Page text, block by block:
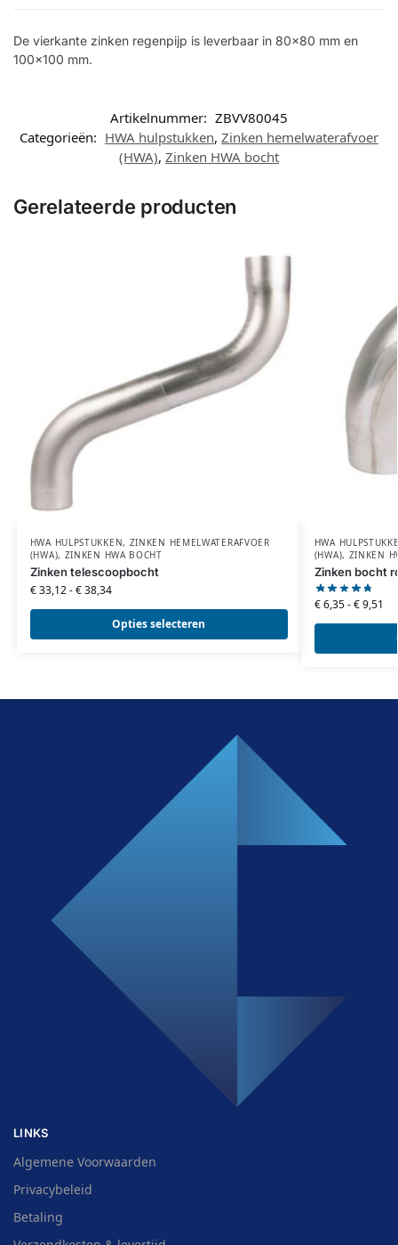
De vierkante zinken regenpijp is leverbaar in 80×80 mm en
100×100 mm.
Artikelnummer: ZBVV80045
Categorieën: HWA hulpstukken, Zinken hemelwaterafvoer
(HWA), Zinken HWA bocht
Gerelateerde producten
HWA HULPSTUKKEN, ZINKEN HEMELWATERAFVOER
(HWA), ZINKEN HWA BOCHT
Zinken telescoopbocht
€33,12-€38,34
Opties selecteren
HWA
(HWA), ZINKEN
Zinken bocht
€6,35-€9,51
LINKS
Algemene Voorwaarden
Privacybeleid
Betaling